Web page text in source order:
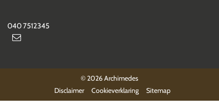
040 7512345
© 2026 Archimedes
Disclaimer
Cookieverklaring Sitemap